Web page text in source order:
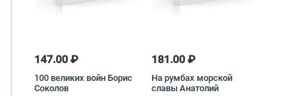
147.00 ₽
100 великих войн Борис
Соколов
181.00 ₽
На румбах морской
славы Анатолий